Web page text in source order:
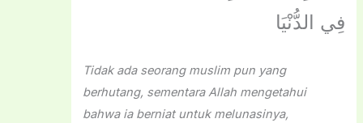
فِي الدُّنْيَا
Tidak ada seorang muslim pun yang
berhutang, sementara Allah mengetahui
bahwa ia berniat untuk melunasinya,